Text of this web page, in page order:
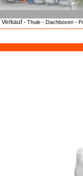
Verkauf - Thule - Dachboxen -